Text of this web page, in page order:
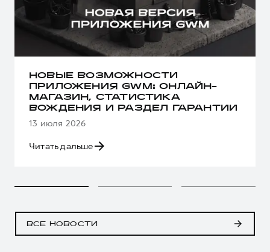
НОВЫЕ ВОЗМОЖНОСТИ
ПРИЛОЖЕНИЯ GWM: ОНЛАЙН-
МАГАЗИН, СТАТИСТИКА
ВОЖДЕНИЯ И РАЗДЕЛ ГАРАНТИИ
13 июля 2026
Читать дальше
ВСЕ НОВОСТИ